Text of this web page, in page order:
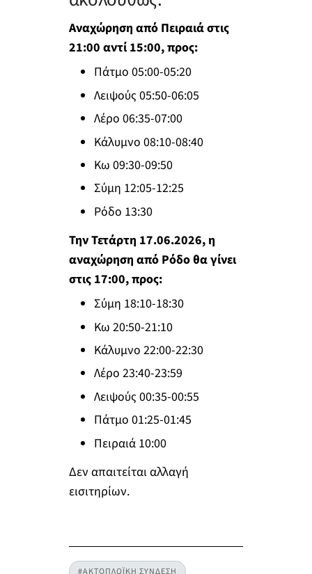
Αναχώρηση από Πειραιά στις
21:00 αντί 15:00, προς:
Πάτμο 05:00-05:20
Λειψούς 05:50-06:05
Λέρο 06:35-07:00
Κάλυμνο 08:10-08:40
Κω 09:30-09:50
Σύμη 12:05-12:25
Ρόδο 13:30
Την Τετάρτη 17.06.2026, η
αναχώρηση από Ρόδο θα γίνει
στις 17:00, προς:
Σύμη 18:10-18:30
Κω 20:50-21:10
Κάλυμνο 22:00-22:30
Λέρο 23:40-23:59
Λειψούς 00:35-00:55
Πάτμο 01:25-01:45
Πειραιά 10:00
Δεν απαιτείται αλλαγή
εισιτηρίων.